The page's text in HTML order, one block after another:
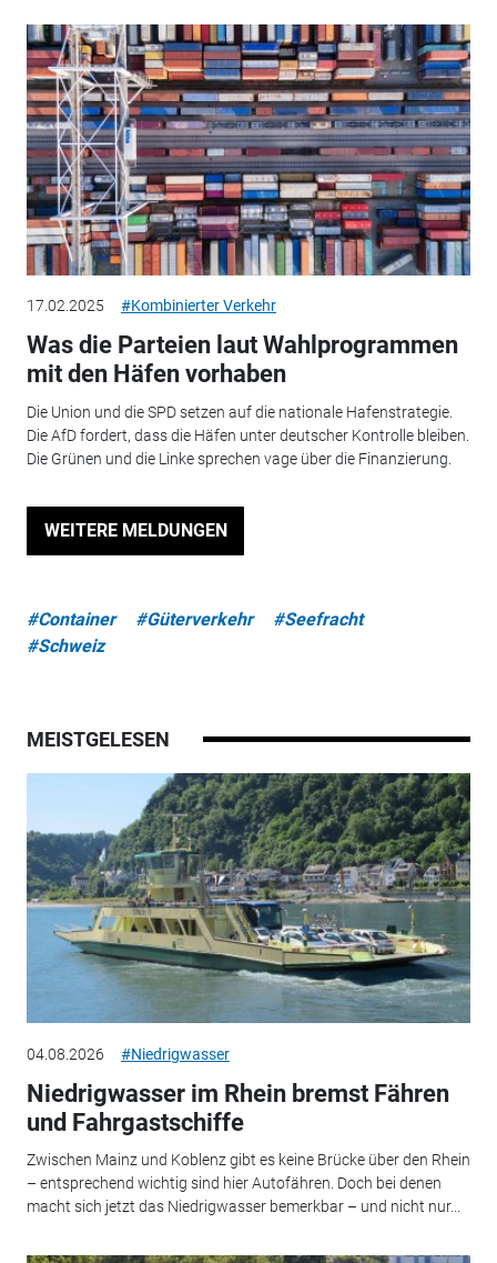
17.02.2025 #Kombinierter Verkehr
Was die Parteien laut Wahlprogrammen
mit den Häfen vorhaben
Die Union und die SPD setzen auf die nationale Hafenstrategie.
Die AfD fordert, dass die Häfen unter deutscher Kontrolle bleiben.
Die Grünen und die Linke sprechen vage über die Finanzierung.
WEITERE MELDUNGEN
#Container #Güterverkehr
#Seefracht
#Schweiz
MEISTGELESEN
04.08.2026 #Niedrigwasser
Niedrigwasser im Rhein bremst Fähren
und Fahrgastschiffe
Zwischen Mainz und Koblenz gibt es keine Brücke über den Rhein
– entsprechend wichtig sind hier Autofähren. Doch bei denen
macht sich jetzt das Niedrigwasser bemerkbar – und nicht nur...